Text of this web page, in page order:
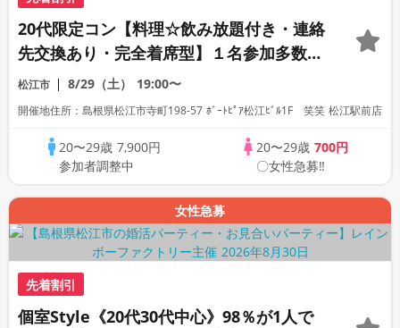
20代限定コン【料理☆飲み放題付き・連絡
先交換あり・完全着席型】１名参加多数・
初参加も大歓迎☆プレイワークス主催☆
松江市 8/29（土） 19:00〜
開催地住所：島根県松江市寺町198-57 ﾎﾞｰﾄﾋﾟｱ松江ﾋﾞﾙ1F 笑笑 松江駅前店
20〜29歳 7,900円
参加者調整中
20〜29歳 700円
〇女性急募‼
女性急募
先着割引
個室Style《20代30代中心》98％が1人で